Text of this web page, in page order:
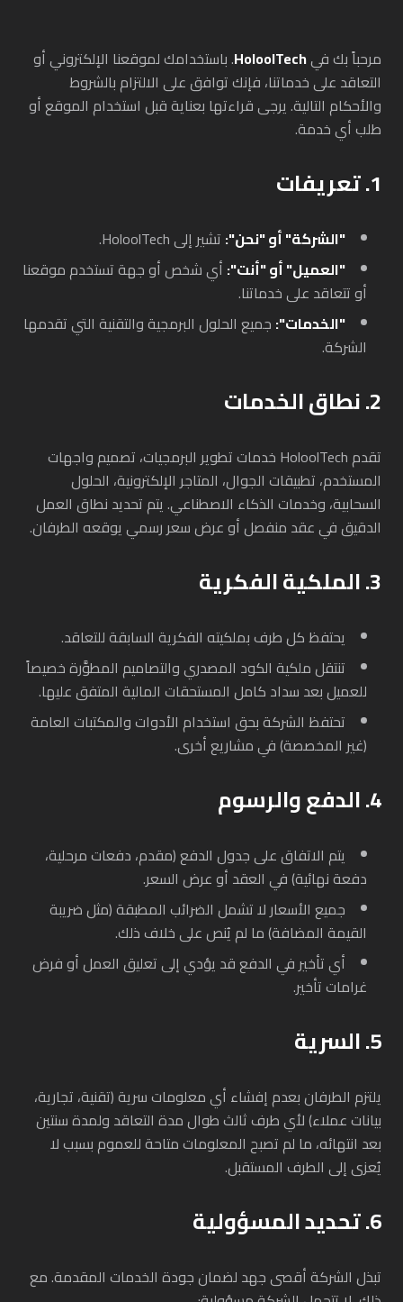
مرحباً بك فيHoloolTech. باستخدامك لموقعنا الإلكتروني أو
التعاقد على خدماتنا، فإنك توافق على الالتزام بالشروط
والأحكام التالية. يرجى قراءتها بعناية قبل استخدام الموقع أو
طلب أي خدمة.
1. تعريفات
"الشركة" أو "نحن": تشير إلى HoloolTech.
"العميل" أو "أنت": أي شخص أو جهة تستخدم موقعنا
أو تتعاقد على خدماتنا.
"الخدمات": جميع الحلول البرمجية والتقنية التي تقدمها
الشركة.
2. نطاق الخدمات
تقدم HoloolTech خدمات تطوير البرمجيات، تصميم واجهات
المستخدم، تطبيقات الجوال، المتاجر الإلكترونية، الحلول
السحابية، وخدمات الذكاء الاصطناعي. يتم تحديد نطاق العمل
الدقيق في عقد منفصل أو عرض سعر رسمي يوقعه الطرفان.
3. الملكية الفكرية
يحتفظ كل طرف بملكيته الفكرية السابقة للتعاقد.
تنتقل ملكية الكود المصدري والتصاميم المطوَّرة خصيصاً
للعميل بعد سداد كامل المستحقات المالية المتفق عليها.
تحتفظ الشركة بحق استخدام الأدوات والمكتبات العامة
(غير المخصصة) في مشاريع أخرى.
4. الدفع والرسوم
يتم الاتفاق على جدول الدفع (مقدم، دفعات مرحلية،
دفعة نهائية) في العقد أو عرض السعر.
جميع الأسعار لا تشمل الضرائب المطبقة (مثل ضريبة
القيمة المضافة) ما لم يُنص على خلاف ذلك.
أي تأخير في الدفع قد يؤدي إلى تعليق العمل أو فرض
غرامات تأخير.
5. السرية
يلتزم الطرفان بعدم إفشاء أي معلومات سرية (تقنية، تجارية،
بيانات عملاء) لأي طرف ثالث طوال مدة التعاقد ولمدة سنتين
بعد انتهائه، ما لم تصبح المعلومات متاحة للعموم بسبب لا
يُعزى إلى الطرف المستقبل.
6. تحديد المسؤولية
تبذل الشركة أقصى جهد لضمان جودة الخدمات المقدمة. مع